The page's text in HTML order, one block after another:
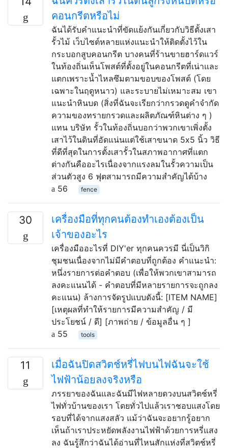
คอนกรีตหรือไม่
ฉันได้รับคำแนะนำที่ขัดแย้งกันเกี่ยวกับวิธีตั้งเสา
รั้วไม้ เว็บไซต์หลายแห่งแนะนำให้ติดตั้งไว้ใน
กระบอกสูบคอนกรีต บางคนที่ร้านขายฮาร์ดแวร์
ในท้องถิ่นเห็นโพสต์ที่ตั้งอยู่ในคอนกรีตที่เน่าและ
แตกเพราะน้ำไหลซึมตามขอบของโพสต์ (โดย
เฉพาะในฤดูหนาว) และระบายไม่เหมาะสม เขา
แนะนำหินบด (สิ่งที่ฉันจะเรียกว่ากรวดดูคำจำกัด
ความของทรายกรวดและผลิตภัณฑ์หินต่าง ๆ )
แทน บริษัท รั้วในท้องถิ่นบอกว่าพวกเขาเพิ่งตั้ง
เสาไว้ในดินที่อัดแน่นแต่ใช้เสาขนาด 5x5 นิ้ว วิธี
ที่ดีที่สุดในการตั้งเสารั้วในสภาพอากาศที่แตก
ต่างกันคืออะไรเนื่องจากแรงลมในรั้วความเป็น
ส่วนตัวสูง 6 ฟุตสามารถมีความสำคัญได้บ้าง
56
fence
30
เครื่องมือที่ทุกคนต้องทำเองต้องเป็น
เจ้าของอะไร
เครื่องมืออะไรที่ DIY'er ทุกคนควรมี นี่เป็นวิกิ
ชุมชนเนื่องจากไม่มีคำตอบที่ถูกต้อง คำแนะนำ:
หนึ่งรายการต่อคำตอบ (เพื่อให้พวกเขาสามารถ
ลงคะแนนได้ - คำตอบที่มีหลายรายการจะถูกลง
คะแนน) ล้างการจัดรูปแบบดังนี้: [ITEM NAME]
[เหตุผลที่ทำให้รายการมีความสำคัญ / มี
ประโยชน์ / ดี] [ภาพถ่าย / ข้อมูลอื่น ๆ ]
55
tools
11
เมื่อฉันปิดสวิตช์หรี่ไฟบนไฟฉันจะใช้
ไฟฟ้าน้อยลงจริงหรือ
ภรรยาของฉันและฉันมีไฟหลายดวงบนสวิตช์หรี่
ไฟทั่วบ้านของเรา โดยทั่วไปแล้วเราชอบแสงโดย
รอบที่ได้จากแสงสลัว แม้ว่าฉันจะอยากรู้อยาก
เห็นถ้าเราประหยัดพลังงานไฟฟ้าด้วยการหรี่แสง
ลง ฉันรู้สึกว่าฉันได้อ่านที่ไหนสักแห่งที่สวิตช์หรี่